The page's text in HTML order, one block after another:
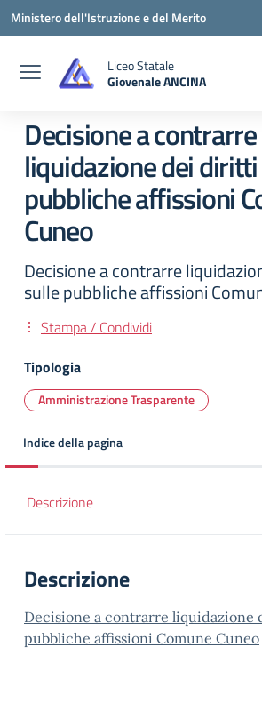
Vai ai contenuti
Vai al menu di navigazione
Vai al footer
Ministero dell'Istruzione e del Merito
Liceo Statale
Giovenale ANCINA
Decisione a contrarre
liquidazione dei
pubbliche affissioni
Cuneo
Decisione a contrarre
sulle pubbliche affissioni
Stampa / Condividi
Tipologia
Amministrazione Trasparente
Indice della pagina
Descrizione
Descrizione
Decisione a contrarre liquidazione
pubbliche affissioni Comune Cuneo